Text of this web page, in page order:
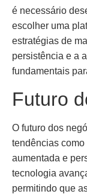
é necessário
escolher uma
estratégias de
persistência e a
fundamentais
Futuro
O futuro dos
tendências
aumentada e
tecnologia
permitindo que